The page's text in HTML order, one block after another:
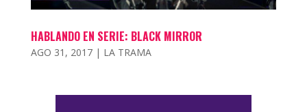
HABLANDO EN SERIE: BLACK MIRROR
AGO 31, 2017| LA TRAMA